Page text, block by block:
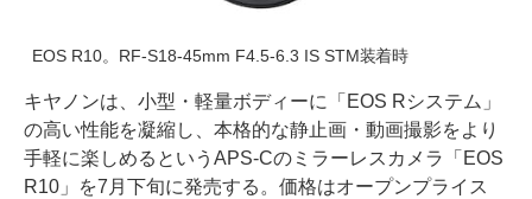
EOS R10。RF-S18-45mm F4.5-6.3 IS STM装着時
キヤノンは、小型・軽量ボディーに「EOS Rシステム」
の高い性能を凝縮し、本格的な静止画・動画撮影をより
手軽に楽しめるというAPS-Cのミラーレスカメラ「EOS
R10」を7月下旬に発売する。価格はオープンプライス